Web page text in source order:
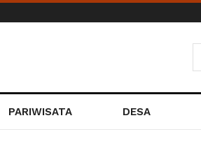
PARIWISATA DESA